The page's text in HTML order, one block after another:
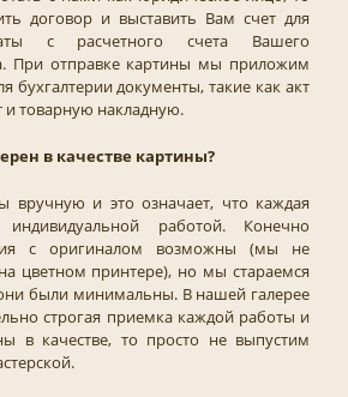
договор и выставить Вам счет для
с расчетного счета Вашего
При отправке картины мы приложим
бухгалтерии документы, такие как акт
товарную накладную.
в качестве картины?
и это означает, что каждая
индивидуальной работой. Конечно
с оригиналом возможны (мы не
цветном принтере), но мы стараемся
были минимальны. В нашей галерее
строгая приемка каждой работы и
в качестве, то просто не выпустим